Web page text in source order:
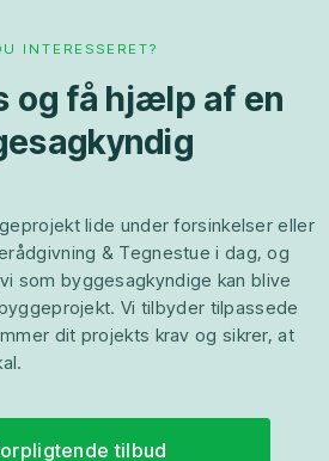
INTERESSERET?
og få hjælp af en
lide under forsinkelser eller
& Tegnestue i dag, og
som byggesagkyndige kan blive
Vi tilbyder tilpassede
dit projekts krav og sikrer, at
tilbud